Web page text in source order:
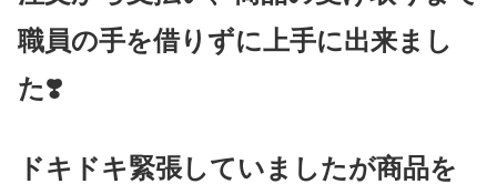
職員の手を借りずに上手に出来まし
た❣️
ドキドキ緊張していましたが商品を